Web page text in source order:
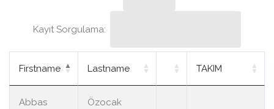
Kayıt Sorgulama:
Firstname Lastname TAKIM
Abbas
Özocak